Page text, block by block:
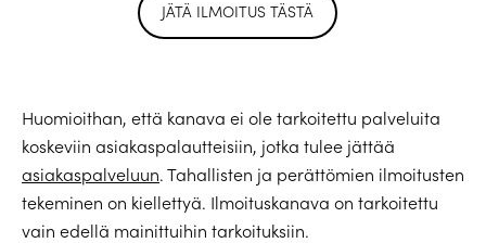
JÄTÄ ILMOITUS TÄSTÄ
Huomioithan, että kanava ei ole tarkoitettu palveluita
koskeviin asiakaspalautteisiin, jotka tulee jättää
asiakaspalveluun. Tahallisten ja perättömien ilmoitusten
tekeminen on kiellettyä. Ilmoituskanava on tarkoitettu
vain edellä mainittuihin tarkoituksiin.